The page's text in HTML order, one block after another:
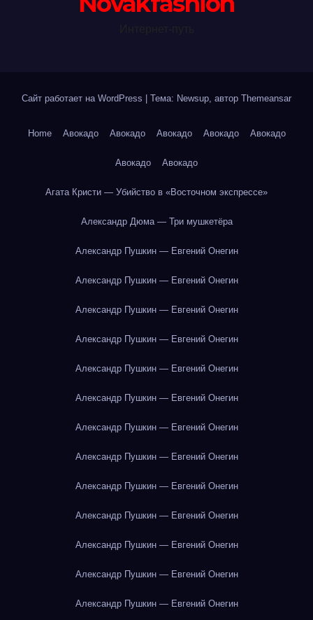
Сайт работает на WordPress Тема: Newsup, автор Themeansar
Home Авокадо Авокадо Авокадо Авокадо Авокадо
Авокадо Авокадо
Агата Кристи — Убийство в «Восточном экспрессе»
Александр Дюма — Три мушкетёра
Александр Пушкин — Евгений Онегин
Александр Пушкин — Евгений Онегин
Александр Пушкин — Евгений Онегин
Александр Пушкин — Евгений Онегин
Александр Пушкин — Евгений Онегин
Александр Пушкин — Евгений Онегин
Александр Пушкин — Евгений Онегин
Александр Пушкин — Евгений Онегин
Александр Пушкин — Евгений Онегин
Александр Пушкин — Евгений Онегин
Александр Пушкин — Евгений Онегин
Александр Пушкин — Евгений Онегин
Александр Пушкин — Евгений Онегин